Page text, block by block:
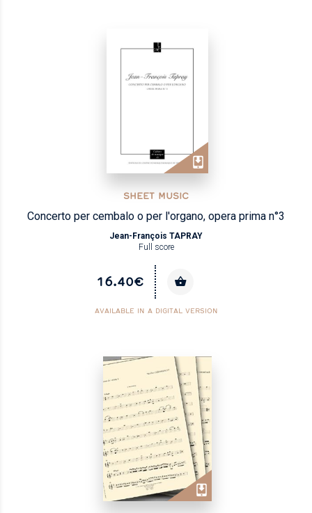
SHEET MUSIC
Concerto per cembalo o per l'organo, opera prima n°3
Jean-François TAPRAY
Full score
16.40€
AVAILABLE IN A DIGITAL VERSION